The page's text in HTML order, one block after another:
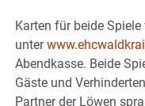
Karten für beide
unter
Abendkasse. Beide
Gäste und
Partner der Löwen